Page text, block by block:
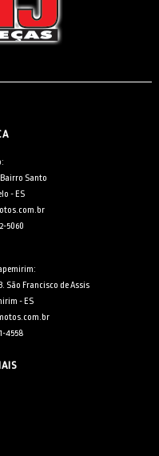
Santo
- ES
5060
São Francisco de Assis
- ES
4558